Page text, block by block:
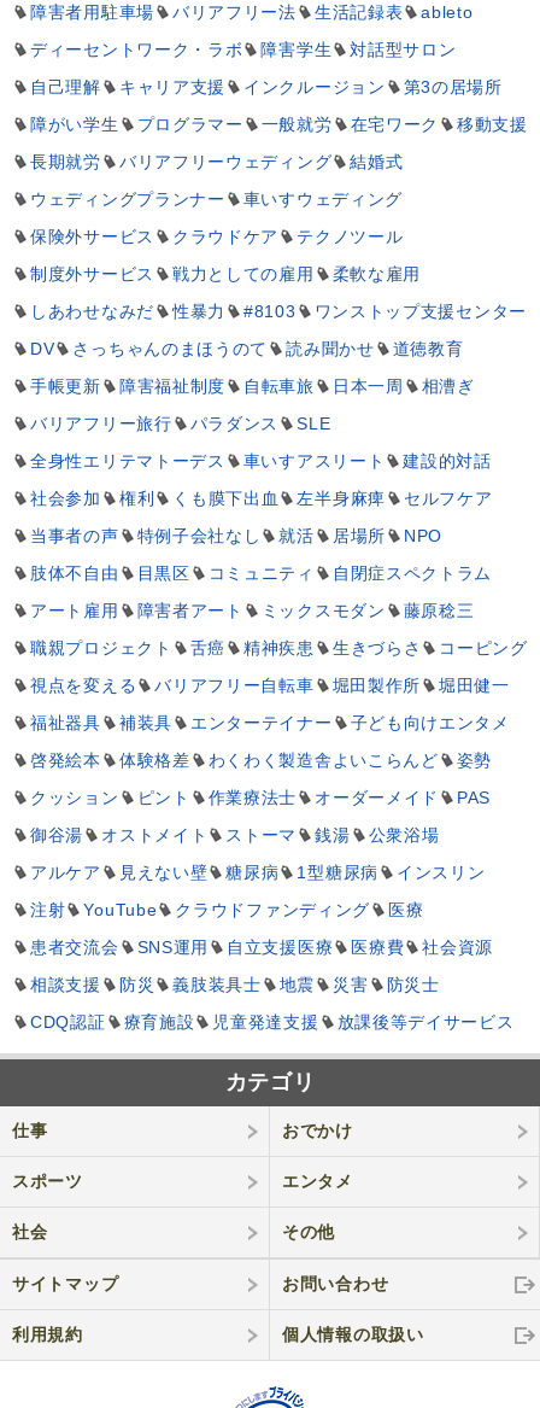
障害者用駐車場
バリアフリー法 生活記録表
ableto
ディーセントワーク・ラボ
障害学生
対話型サロン
自己理解
キャリア支援 インクルージョン
第3の居場所
障がい学生
プログラマー 一般就労 在宅ワーク
移動支援
長期就労
バリアフリーウェディング
結婚式
ウェディングプランナー
車いすウェディング
保険外サービス
クラウドケア
テクノツール
制度外サービス
戦力としての雇用
柔軟な雇用
しあわせなみだ
性暴力 #8103
ワンストップ支援センター
DV
さっちゃんのまほうのて 読み聞かせ
道徳教育
手帳更新
障害福祉制度 自転車旅 日本一周
相漕ぎ
バリアフリー旅行
パラダンス
SLE
全身性エリテマトーデス
車いすアスリート
建設的対話
社会参加
権利 くも膜下出血 左半身麻痺
セルフケア
当事者の声
特例子会社なし 就活 居場所
NPO
肢体不自由
目黒区 コミュニティ
自閉症スペクトラム
アート雇用
障害者アート ミックスモダン
藤原稔三
職親プロジェクト
舌癌 精神疾患 生きづらさ
コーピング
視点を変える
バリアフリー自転車 堀田製作所
堀田健一
福祉器具
補装具 エンターテイナー
子ども向けエンタメ
啓発絵本
体験格差 わくわく製造舎よいこらんど
姿勢
クッション
ピント 作業療法士 オーダーメイド
PAS
御谷湯
オストメイト ストーマ 銭湯
公衆浴場
アルケア
見えない壁 糖尿病 1型糖尿病
インスリン
注射
YouTube クラウドファンディング
医療
患者交流会
SNS運用 自立支援医療 医療費
社会資源
相談支援
防災 義肢装具士 地震 災害
防災士
CDQ認証
療育施設 児童発達支援 放課後等デイサービス
カテゴリ
仕事 おでかけ
スポーツ エンタメ
社会 その他
サイトマップ お問い合わせ
利用規約 個人情報の取扱い